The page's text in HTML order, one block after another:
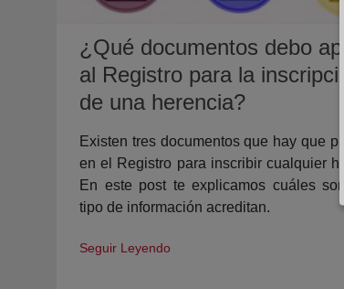
¿Qué documentos debo
al Registro para la
de una herencia?
Existen tres documentos que hay que
en el Registro para inscribir cualquier
En este post te explicamos cuáles
tipo de información acreditan.
Seguir Leyendo